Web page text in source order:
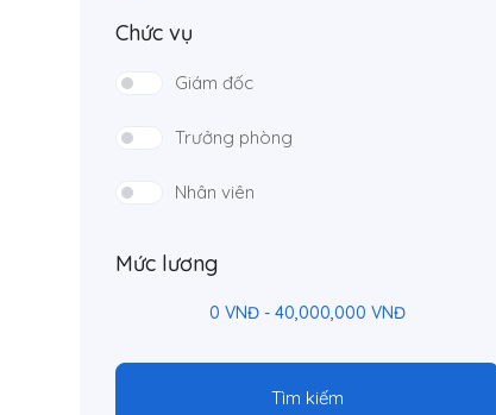
Chức vụ
Giám đốc
Trưởng phòng
Nhân viên
Mức lương
0 VNĐ - 40,000,000 VNĐ
Tìm kiếm